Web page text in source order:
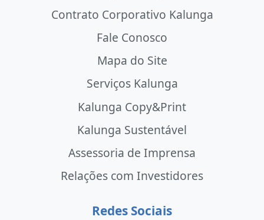
Contrato Corporativo Kalunga
Fale Conosco
Mapa do Site
Serviços Kalunga
Kalunga Copy&Print
Kalunga Sustentável
Assessoria de Imprensa
Relações com Investidores
Redes Sociais